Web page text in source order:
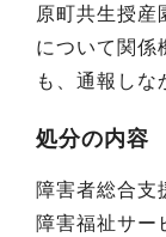
原町共生授
について関係
も、通報しな
処分の内容
障害者総合支
障害福祉サー